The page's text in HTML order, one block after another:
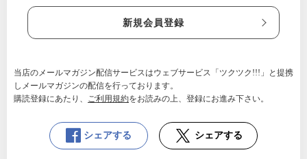
新規会員登録
当店のメールマガジン配信サービスはウェブサービス「ツクツク!!!」と提携
しメールマガジンの配信を行っております。
購読登録にあたり、 ご利用規約をお読みの上、登録にお進み下さい。
シェアする シェアする